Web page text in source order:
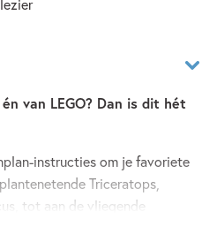
van LEGO? Dan is dit hét
instructies om je favoriete
Triceratops,
tot aan de vliegende
ze staan allemaal in dit